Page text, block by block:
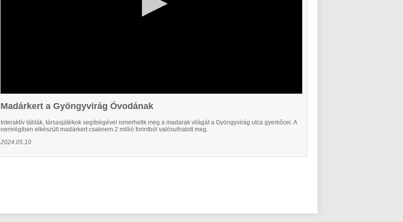
Madárkert a Gyöngyvirág Óvodának
Interaktív táblák, társasjátékok segítségével ismerhetik meg a madarak világát a Gyöngyvirág utca gyerkőcei. A
nemrégiben elkészült madárkert csaknem 2 millió forintból valósulhatott meg.
2024.05.10